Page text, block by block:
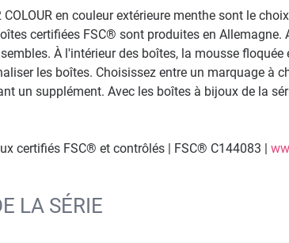
en couleur extérieure menthe sont le
certifiées FSC® sont produites en
À l'intérieur des boîtes, la mousse
les boîtes. Choisissez entre un marquage à
un supplément. Avec les boîtes à bijoux de la
certifiés FSC® et contrôlés | FSC® C144083 |
LA SÉRIE